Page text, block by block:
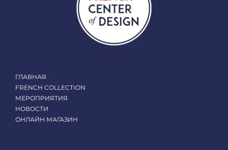
ГЛАВНАЯ
FRENCH COLLECTION
МЕРОПРИЯТИЯ
НОВОСТИ
ОНЛАЙН МАГАЗИН